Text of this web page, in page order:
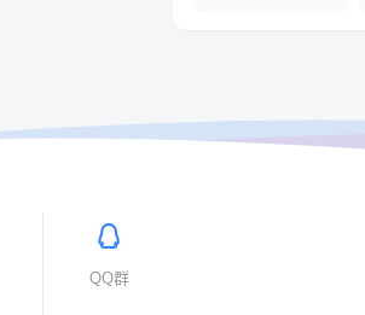
QQ群